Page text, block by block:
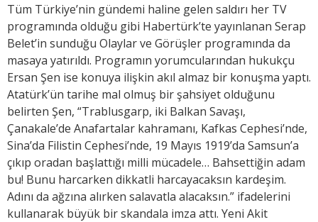
Tüm Türkiye’nin gündemi haline gelen saldırı her TV
programında olduğu gibi Habertürk’te yayınlanan Serap
Belet’in sunduğu Olaylar ve Görüşler programında da
masaya yatırıldı. Programın yorumcularından hukukçu
Ersan Şen ise konuya ilişkin akıl almaz bir konuşma yaptı.
Atatürk’ün tarihe mal olmuş bir şahsiyet olduğunu
belirten Şen, “Trablusgarp, iki Balkan Savaşı,
Çanakale’de Anafartalar kahramanı, Kafkas Cephesi’nde,
Sina’da Filistin Cephesi’nde, 19 Mayıs 1919’da Samsun’a
çıkıp oradan başlattığı milli mücadele… Bahsettiğin adam
bu! Bunu harcarken dikkatli harcayacaksın kardeşim.
Adını da ağzına alırken salavatla alacaksın.” ifadelerini
kullanarak büyük bir skandala imza attı. Yeni Akit